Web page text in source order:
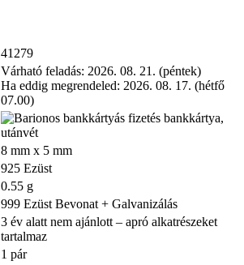
41279
Várható feladás: 2026. 08. 21. (péntek)
Ha eddig megrendeled: 2026. 08. 17. (hétfő
07.00)
bankkártya,
utánvét
8 mm x 5 mm
925 Ezüst
0.55 g
999 Ezüst Bevonat + Galvanizálás
3 év alatt nem ajánlott – apró alkatrészeket
tartalmaz
1 pár